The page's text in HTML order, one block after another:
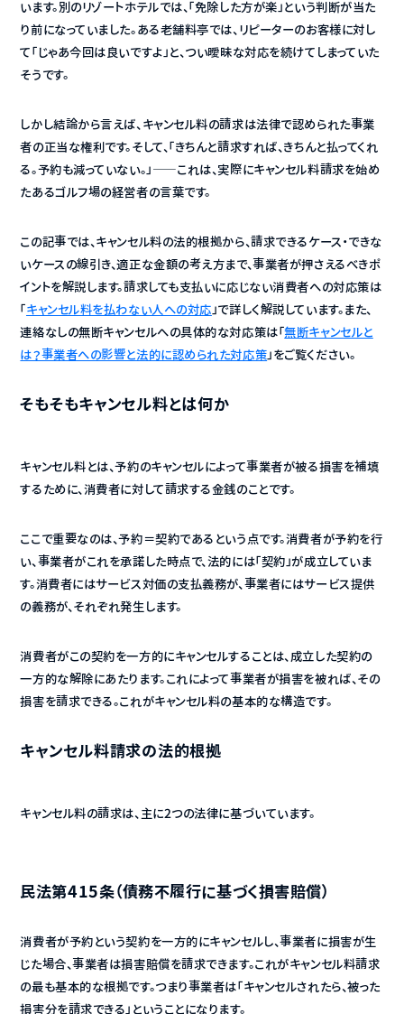
います。別のリゾートホテルでは、「免除した方が楽」という判断が当た
り前になっていました。ある老舗料亭では、リピーターのお客様に対し
て「じゃあ今回は良いですよ」と、つい曖昧な対応を続けてしまっていた
そうです。
しかし結論から言えば、キャンセル料の請求は法律で認められた事業
者の正当な権利です。そして、「きちんと請求すれば、きちんと払ってくれ
る。予約も減っていない。」——これは、実際にキャンセル料請求を始め
たあるゴルフ場の経営者の言葉です。
この記事では、キャンセル料の法的根拠から、請求できるケース・できな
いケースの線引き、適正な金額の考え方まで、事業者が押さえるべきポ
イントを解説します。請求しても支払いに応じない消費者への対応策は
「 キャンセル料を払わない人への対応 」で詳しく解説しています。また、
連絡なしの無断キャンセルへの具体的な対応策は「無断キャンセルと
は？事業者への影響と法的に認められた対応策 」をご覧ください。
そもそもキャンセル料とは何か
キャンセル料とは、予約のキャンセルによって事業者が被る損害を補填
するために、消費者に対して請求する金銭のことです。
ここで重要なのは、予約＝契約であるという点です。消費者が予約を行
い、事業者がこれを承諾した時点で、法的には「契約」が成立していま
す。消費者にはサービス対価の支払義務が、事業者にはサービス提供
の義務が、それぞれ発生します。
消費者がこの契約を一方的にキャンセルすることは、成立した契約の
一方的な解除にあたります。これによって事業者が損害を被れば、その
損害を請求できる。これがキャンセル料の基本的な構造です。
キャンセル料請求の法的根拠
キャンセル料の請求は、主に2つの法律に基づいています。
民法第415条（債務不履行に基づく損害賠償）
消費者が予約という契約を一方的にキャンセルし、事業者に損害が生
じた場合、事業者は損害賠償を請求できます。これがキャンセル料請求
の最も基本的な根拠です。つまり事業者は「キャンセルされたら、被った
損害分を請求できる」ということになります。